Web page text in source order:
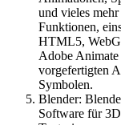
und vieles
Funktionen,
HTML5,
Adobe
vorgefertigten
Symbolen.
Blender:
Software für